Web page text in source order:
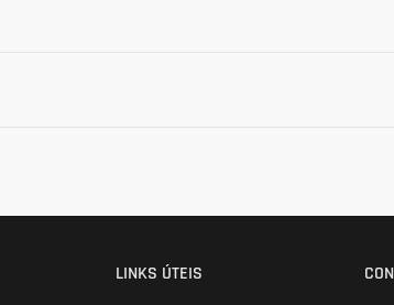
LINKS ÚTEIS